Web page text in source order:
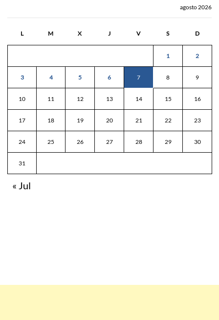
agosto 2026
L M X J V S D
1 2
3 4 5 6 7 8 9
10 11 12 13 14 15 16
17 18 19 20 21 22 23
24 25 26 27 28 29 30
31
« Jul